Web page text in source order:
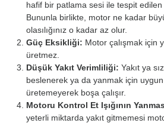
hafif bir patlama sesi ile tespit edilen
Bununla birlikte, motor ne kadar
olasılığınız o kadar az olur.
Güç Eksikliği: Motor çalışmak için
üretmez.
Düşük Yakıt Verimliliği: Yakıt ya
beslenerek ya da yanmak için
üretemeyerek boşa çalışır.
Motoru Kontrol Et Işığının
yeterli miktarda yakıt gitmemesi